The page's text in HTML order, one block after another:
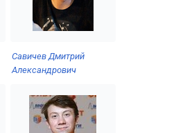
Савичев Дмитрий
Александрович